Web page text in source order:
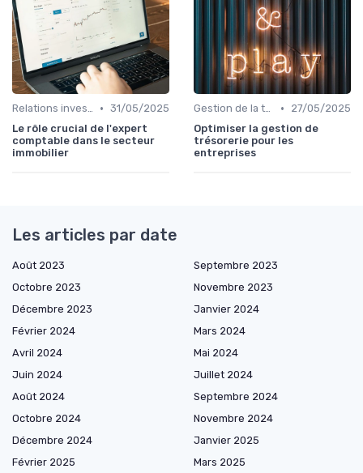
Relations investisseurs & actionnaires • 31/05/2025
Le rôle crucial de l'expert
comptable dans le secteur
immobilier
Gestion de la trésorerie & cash management •
27/05/2025
Optimiser la gestion de
trésorerie pour les
entreprises
Les articles par date
Août 2023
Septembre 2023
Octobre 2023
Novembre 2023
Décembre 2023
Janvier 2024
Février 2024
Mars 2024
Avril 2024
Mai 2024
Juin 2024
Juillet 2024
Août 2024
Septembre 2024
Octobre 2024
Novembre 2024
Décembre 2024
Janvier 2025
Février 2025
Mars 2025